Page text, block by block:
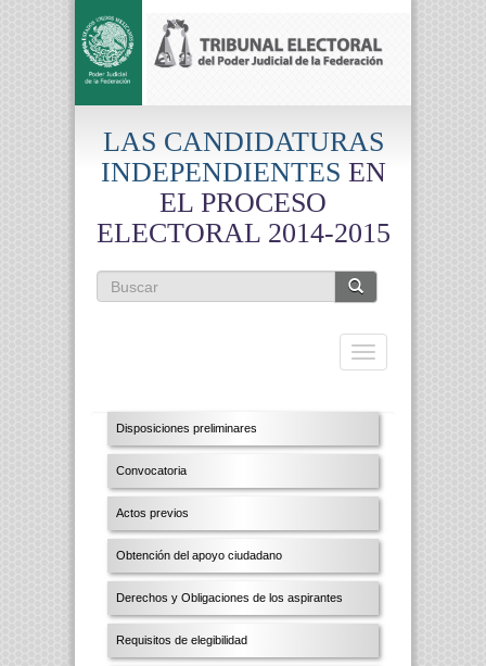
LAS CANDIDATURAS
INDEPENDIENTES EN
EL PROCESO
ELECTORAL 2014-2015
Formulario de búsqueda
Toggle
navigation
Disposiciones preliminares
Convocatoria
Actos previos
Obtención del apoyo ciudadano
Derechos y Obligaciones de los aspirantes
Requisitos de elegibilidad